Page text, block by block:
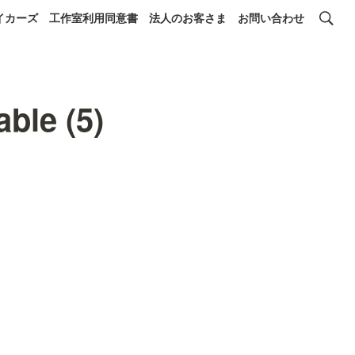
カーズ 工作室利用同意書 法人のお客さま お問い合わせ
(5)